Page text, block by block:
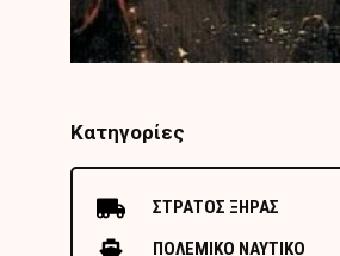
Κατηγορίες
ΣΤΡΑΤΟΣ ΞΗΡΑΣ
ΠΟΛΕΜΙΚΟ ΝΑΥΤΙΚΟ